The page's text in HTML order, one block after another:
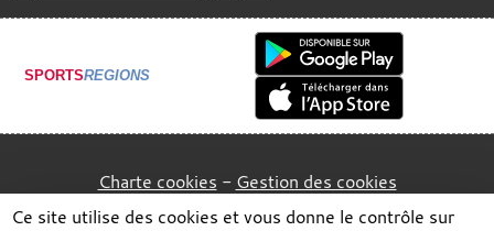
SPORTSREGIONS
Charte cookies Gestion des cookies
Ce site utilise des cookies et vous donne le contrôle sur